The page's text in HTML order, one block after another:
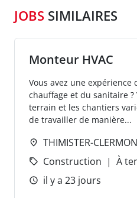
JOBS SIMILAIRES
Monteur HVAC
Vous avez une expérience
chauffage et du sanitaire
terrain et les chantiers
de travailler de manière...
THIMISTER-
Construction
À
il y a 23 jours